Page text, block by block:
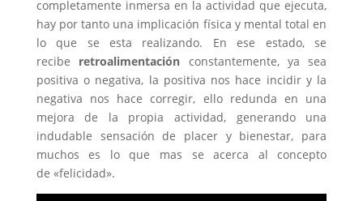
completamente inmersa en la actividad que ejecuta,
hay por tanto una implicación física y mental total en
lo que se esta realizando. En ese estado, se
recibe retroalimentación constantemente, ya sea
positiva o negativa, la positiva nos hace incidir y la
negativa nos hace corregir, ello redunda en una
mejora de la propia actividad, generando una
indudable sensación de placer y bienestar, para
muchos es lo que mas se acerca al concepto
de «felicidad».